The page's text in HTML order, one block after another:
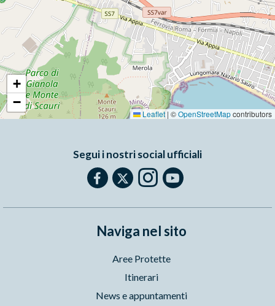
+
−
Leaflet | ©OpenStreetMapcontributors
Segui i nostri social ufficiali
Naviga nel sito
Aree Protette
Itinerari
News e appuntamenti